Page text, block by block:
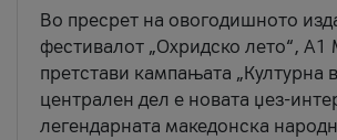
Во пресрет на овогодишното
фестивалот „Охридско лето“, А1
претстави кампањата „Културна
централен дел е новата џез-
легендарната македонска